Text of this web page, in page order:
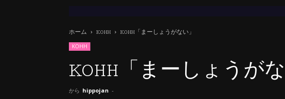
ホーム KOHH KOHH「まーしょうがない」
KOHH
KOHH「まーしょうがな
から hippojan -